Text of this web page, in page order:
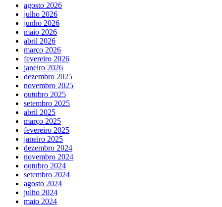
agosto 2026
julho 2026
junho 2026
maio 2026
abril 2026
março 2026
fevereiro 2026
janeiro 2026
dezembro 2025
novembro 2025
outubro 2025
setembro 2025
abril 2025
março 2025
fevereiro 2025
janeiro 2025
dezembro 2024
novembro 2024
outubro 2024
setembro 2024
agosto 2024
julho 2024
maio 2024